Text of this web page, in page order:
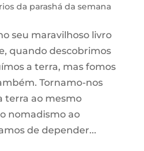
da parashá da semana
seu maravilhoso livro
quando descobrimos
a terra, mas fomos
Tornamo-nos
terra ao mesmo
nomadismo ao
de depender...